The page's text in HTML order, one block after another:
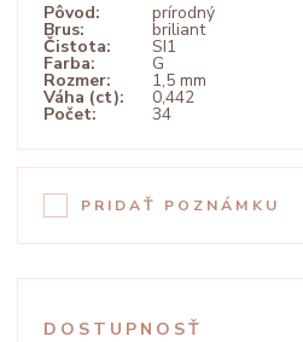
Pôvod:
prírodný
Brus: briliant
Čistota: SI1
Farba: G
Rozmer: 1,5 mm
Váha (ct): 0,442
Počet: 34
PRIDAŤ POZNÁMKU
DOSTUPNOSŤ